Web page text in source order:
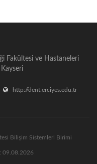
Fakültesi ve Hastaneleri
http://dent.erciyes.edu.tr
Bilişim Sistemleri Birimi
09.08.2026